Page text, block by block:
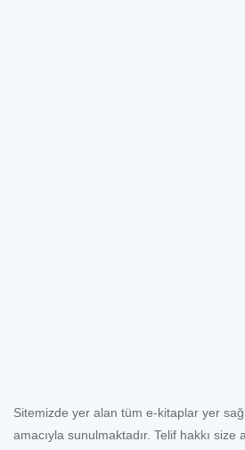
Sitemizde yer alan tüm e-kitaplar yer
amacıyla sunulmaktadır. Telif hakkı size